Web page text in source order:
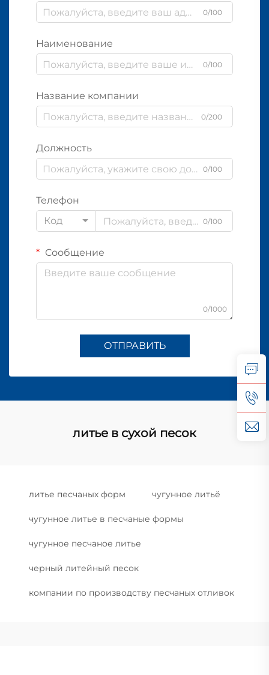
0/100
Наименование
0/100
Название компании
0/200
Должность
0/100
Телефон
Код
0/100
Сообщение
0/1000
ОТПРАВИТЬ
литье в сухой песок
литье песчаных форм чугунное литьё
чугунное литье в песчаные формы
чугунное песчаное литье
черный литейный песок
компании по производству песчаных отливок